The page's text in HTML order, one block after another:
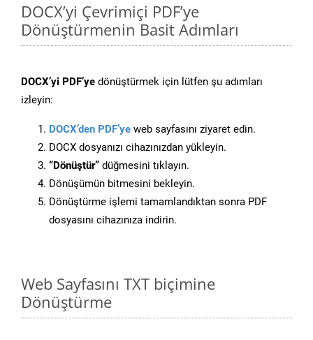
DOCX’yi Çevrimiçi PDF’ye
Dönüştürmenin Basit Adımları
DOCX’yi PDF’ye dönüştürmek için lütfen şu adımları
izleyin:
DOCX’den PDF’ye web sayfasını ziyaret edin.
DOCX dosyanızı cihazınızdan yükleyin.
“Dönüştür” düğmesini tıklayın.
Dönüşümün bitmesini bekleyin.
Dönüştürme işlemi tamamlandıktan sonra PDF
dosyasını cihazınıza indirin.
Web Sayfasını TXT biçimine
Dönüştürme